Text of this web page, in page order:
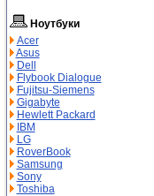
Ноутбуки
Acer
Asus
Dell
Flybook Dialogue
Fujitsu-Siemens
Gigabyte
Hewlett Packard
IBM
LG
RoverBook
Samsung
Sony
Toshiba